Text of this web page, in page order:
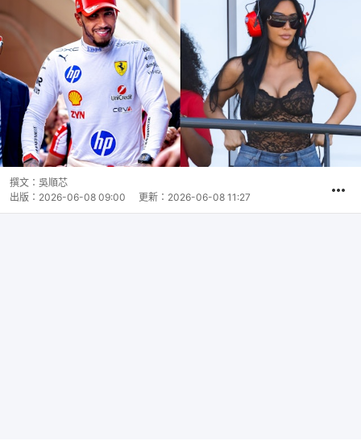
撰文： 吳順芯
出版： 2026-06-08 09:00 更新： 2026-06-08 11:27